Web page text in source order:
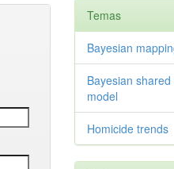
Temas
Bayesian
Bayesian
model
Homicide trends